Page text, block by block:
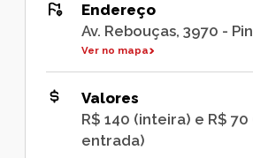
Endereço
Av. Rebouças, 3970 -
Ver no mapa
Valores
R$ 140 (inteira) e R$
entrada)